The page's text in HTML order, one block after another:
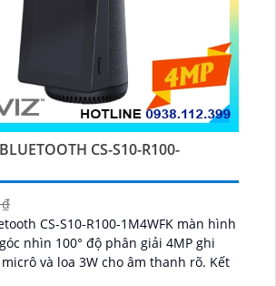
CS-S10-R100-
CS-S10-R100-1M4WFK màn hình
nhìn 100° độ phân giải 4MP ghi
và loa 3W cho âm thanh rõ. Kết